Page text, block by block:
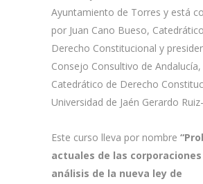
Ayuntamiento de Torres y está
por Juan Cano Bueso,
Derecho Constitucional y
Consejo Consultivo de Andalucía,
Catedrático de Derecho
Universidad de Jaén Gerardo
Este curso lleva por nombre
actuales de las
análisis de la nueva ley de